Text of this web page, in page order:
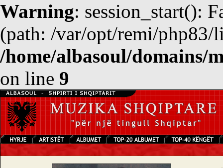
Warning: session_start():
(path: /var/opt/remi/php83/
/home/albasoul/domains/
on line 9